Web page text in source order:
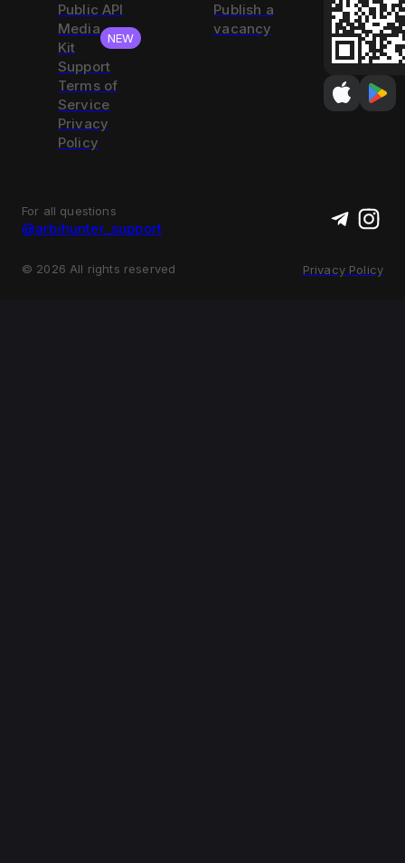
Public API
Media
Kit
NEW
Support
Terms of
Service
Privacy
Policy
Publish a
vacancy
For all questions
@arbihunter_support
© 2026 All rights reserved Privacy Policy